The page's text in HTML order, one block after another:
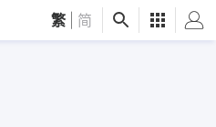
繁 简